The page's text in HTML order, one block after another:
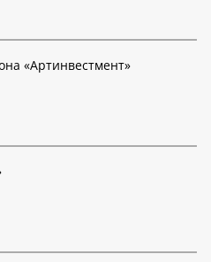
«Артинвестмент»